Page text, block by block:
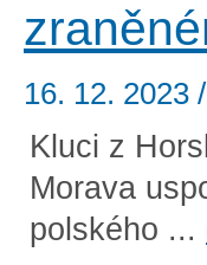
16. 12. 2023 /
Kluci z
Morava
polského ...